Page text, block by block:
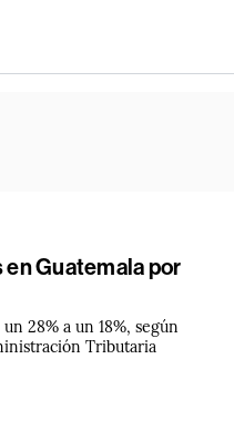
Guatemala por
28% a un 18%, según
Tributaria